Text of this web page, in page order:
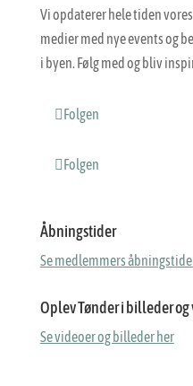
Vi opdaterer hele tiden
medier med nye events og
i byen. Følg med og bliv
Folgen
Folgen
Åbningstider
Se medlemmers
Oplev Tønder i billeder og
Se videoer og billeder her